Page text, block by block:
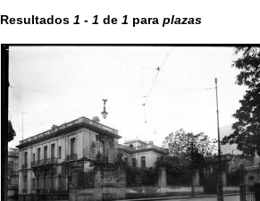
Resultados 1 - 1 de 1 para plazas